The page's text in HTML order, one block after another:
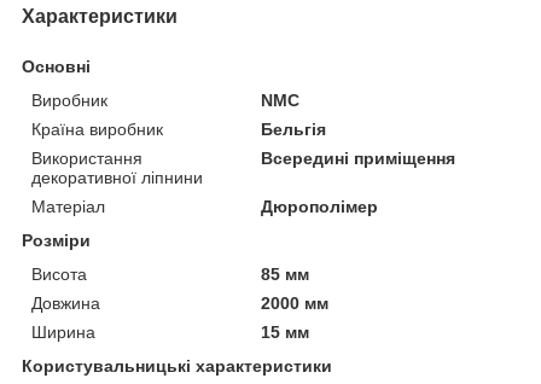
Характеристики
Основні
Виробник
NMC
Країна виробник
Бельгія
Використання
декоративної ліпнини
Всередині приміщення
Матеріал
Дюрополімер
Розміри
Висота
85 мм
Довжина
2000 мм
Ширина
15 мм
Користувальницькі характеристики